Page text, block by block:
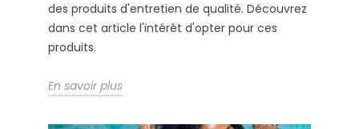
des produits d'entretien de qualité. Découvrez
dans cet article l'intérêt d'opter pour ces
produits.
En savoir plus